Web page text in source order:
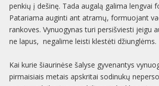
penkių į dešinę. Tada augalą galima lengvai
Patariama auginti ant atramų, formuojant
rankoves. Vynuogynas turi persišviesti jeigu
ne lapus, negalime leisti klestėti džiunglėms.
Kai kurie šiaurinėse šalyse gyvenantys
pirmaisiais metais apskritai sodinukų